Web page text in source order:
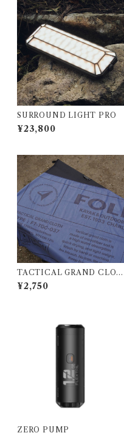
SURROUND LIGHT PRO
¥23,800
TACTICAL GRAND CLOT
H
¥2,750
ZERO PUMP